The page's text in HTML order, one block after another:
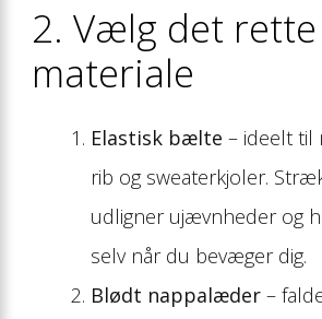
2. Vælg det rette
materiale
Elastisk bælte – ideelt til
rib og sweaterkjoler.
udligner ujævnheder og
selv når du bevæger dig.
Blødt nappalæder –